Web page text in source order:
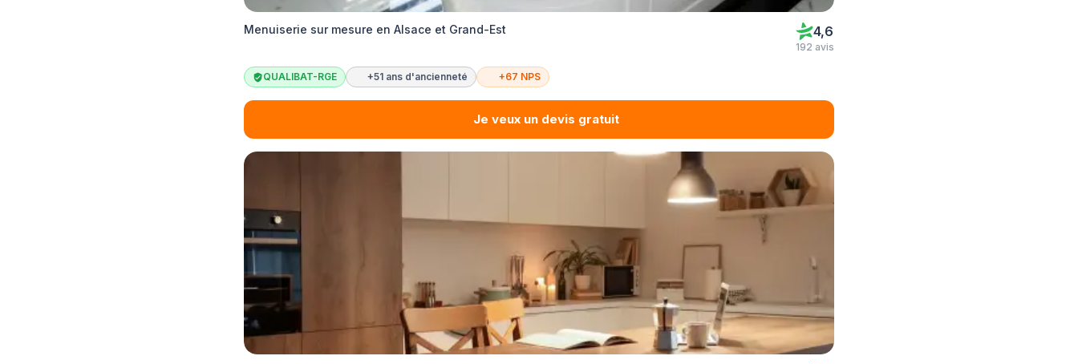
Menuiserie sur mesure en Alsace et Grand-Est 4,6
192 avis
QUALIBAT-RGE +51 ans d'ancienneté +67 NPS
Je veux un devis gratuit